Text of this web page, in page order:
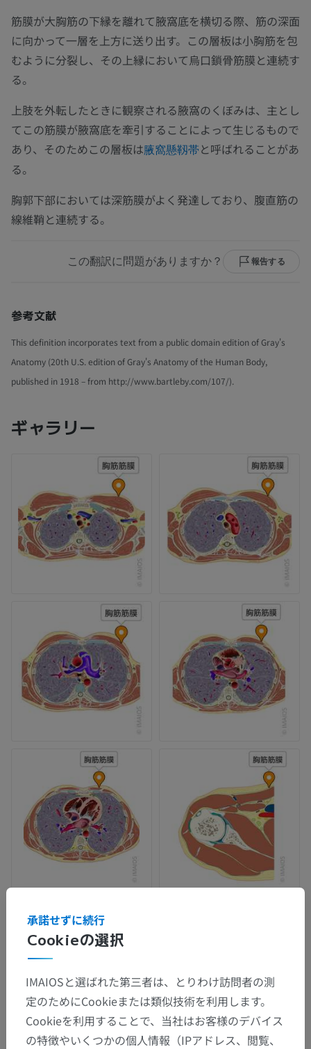
筋膜が大胸筋の下縁を離れて腋窩底を横切る際、筋の深面
に向かって一層を上方に送り出す。この層板は小胸筋を包
むように分裂し、その上縁において烏口鎖骨筋膜と連続す
る。
上肢を外転したときに観察される腋窩のくぼみは、主とし
てこの筋膜が腋窩底を牽引することによって生じるもので
あり、そのためこの層板は腋窩懸靱帯と呼ばれることがあ
る。
胸郭下部においては深筋膜がよく発達しており、腹直筋の
線維鞘と連続する。
この翻訳に問題がありますか？ 報告する
参考文献
This definition incorporates text from a public domain edition of Gray's
Anatomy (20th U.S. edition of Gray's Anatomy of the Human Body,
published in 1918 – from http://www.bartleby.com/107/).
ギャラリー
Cookieの選択
承諾せずに続行
IMAIOSと選ばれた第三者は、とりわけ訪問者の測
定のためにCookieまたは類似技術を利用します。
Cookieを利用することで、当社はお客様のデバイス
の特徴やいくつかの個人情報（IPアドレス、閲覧、